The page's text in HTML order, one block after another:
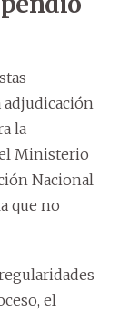
adjudicación
la
Ministerio
Nacional
que no
el